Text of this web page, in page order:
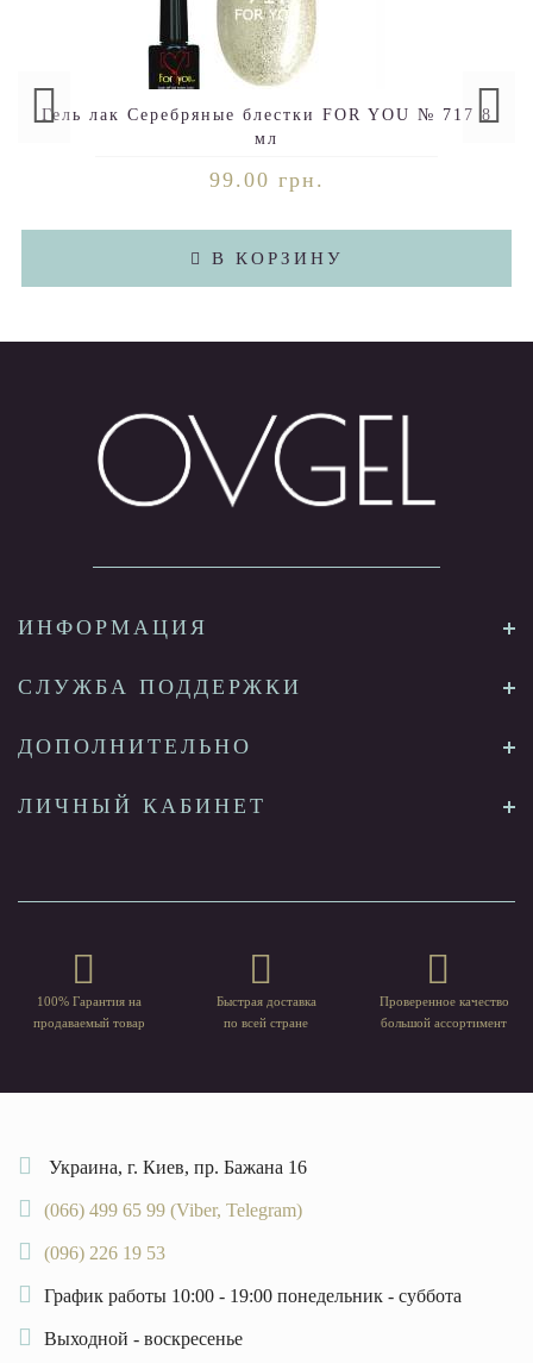
Гель лак Серебряные блестки FOR YOU № 717 8
мл
99.00 грн.
В КОРЗИНУ
ИНФОРМАЦИЯ
СЛУЖБА ПОДДЕРЖКИ
ДОПОЛНИТЕЛЬНО
ЛИЧНЫЙ КАБИНЕТ
100% Гарантия на
продаваемый товар
Быстрая доставка
по всей стране
Проверенное качество
большой ассортимент
Украина, г. Киев, пр. Бажана 16
(066) 499 65 99 (Viber, Telegram)
(096) 226 19 53
График работы 10:00 - 19:00 понедельник - суббота
Выходной - воскресенье